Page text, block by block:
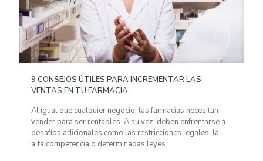
9 CONSEJOS ÚTILES PARA INCREMENTAR LAS
VENTAS EN TU FARMACIA
Al igual que cualquier negocio, las farmacias necesitan
vender para ser rentables. A su vez, deben enfrentarse a
desafíos adicionales como las restricciones legales, la
alta competencia o determinadas leyes.